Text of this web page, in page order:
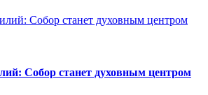
Собор станет духовным центром